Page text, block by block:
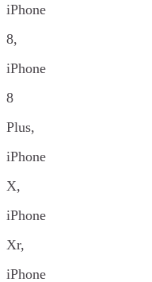
iPhone
8,
iPhone
8
Plus,
iPhone
X,
iPhone
Xr,
iPhone